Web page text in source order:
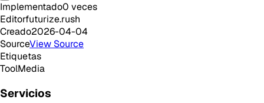
Implementado0 veces
Editorfuturize.rush
Creado2026-04-04
SourceView Source
Etiquetas
ToolMedia
Servicios